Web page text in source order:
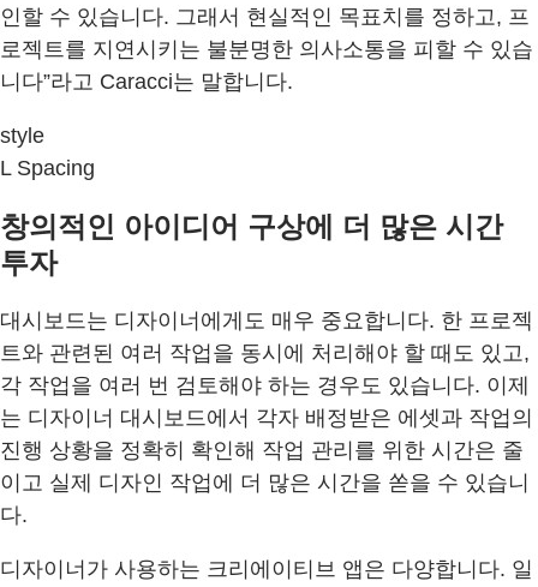
인할 수 있습니다. 그래서 현실적인 목표치를 정하고, 프
로젝트를 지연시키는 불분명한 의사소통을 피할 수 있습
니다”라고 Caracci는 말합니다.
style
L Spacing
창의적인 아이디어 구상에 더 많은 시간
투자
대시보드는 디자이너에게도 매우 중요합니다. 한 프로젝
트와 관련된 여러 작업을 동시에 처리해야 할 때도 있고,
각 작업을 여러 번 검토해야 하는 경우도 있습니다. 이제
는 디자이너 대시보드에서 각자 배정받은 에셋과 작업의
진행 상황을 정확히 확인해 작업 관리를 위한 시간은 줄
이고 실제 디자인 작업에 더 많은 시간을 쏟을 수 있습니
다.
디자이너가 사용하는 크리에이티브 앱은 다양합니다. 일